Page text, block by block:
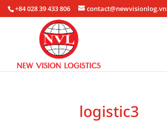
+84 028 39 433 806 contact@newvisionlog.vn
logistic3